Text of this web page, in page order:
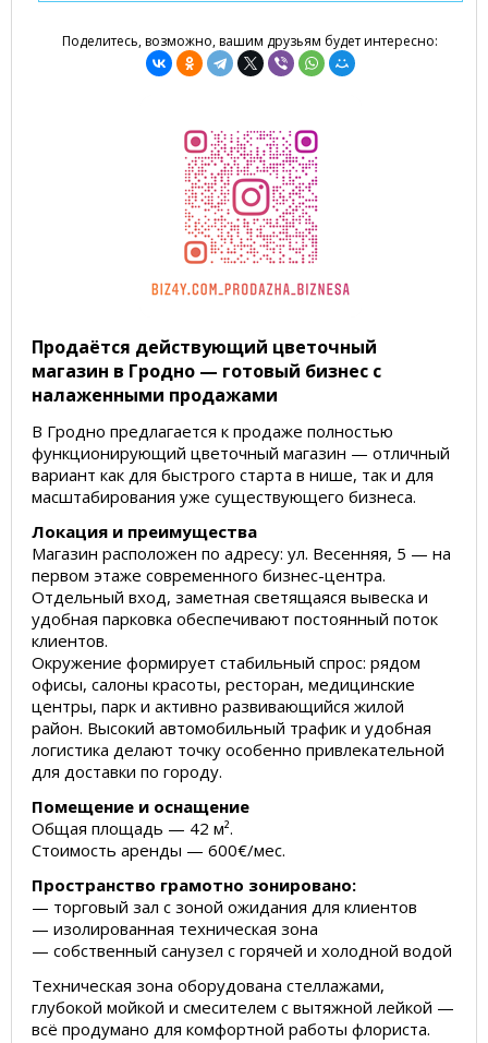
Поделитесь, возможно, вашим друзьям будет интересно:
Продаётся действующий цветочный
магазин в Гродно — готовый бизнес с
налаженными продажами
В Гродно предлагается к продаже полностью
функционирующий цветочный магазин — отличный
вариант как для быстрого старта в нише, так и для
масштабирования уже существующего бизнеса.
Локация и преимущества
Магазин расположен по адресу: ул. Весенняя, 5 — на
первом этаже современного бизнес-центра.
Отдельный вход, заметная светящаяся вывеска и
удобная парковка обеспечивают постоянный поток
клиентов.
Окружение формирует стабильный спрос: рядом
офисы, салоны красоты, ресторан, медицинские
центры, парк и активно развивающийся жилой
район. Высокий автомобильный трафик и удобная
логистика делают точку особенно привлекательной
для доставки по городу.
Помещение и оснащение
Общая площадь — 42 м².
Стоимость аренды — 600€/мес.
Пространство грамотно зонировано:
— торговый зал с зоной ожидания для клиентов
— изолированная техническая зона
— собственный санузел с горячей и холодной водой
Техническая зона оборудована стеллажами,
глубокой мойкой и смесителем с вытяжной лейкой —
всё продумано для комфортной работы флориста.